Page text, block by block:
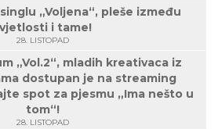
„Voljena“, pleše između
i tame!
28. LISTOPAD
„Vol.2“, mladih kreativaca iz
dostupan je na streaming
spot za pjesmu „Ima nešto u
tom“!
28. LISTOPAD